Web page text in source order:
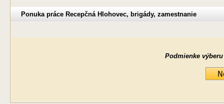
Ponuka práce Recepčná Hlohovec, brigády, zamestnanie
Podmienke výberu